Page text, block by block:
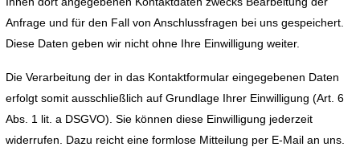
Anfrage und für den Fall von Anschlussfragen bei uns gespeichert.
Diese Daten geben wir nicht ohne Ihre Einwilligung weiter.
Die Verarbeitung der in das Kontaktformular eingegebenen Daten
erfolgt somit ausschließlich auf Grundlage Ihrer Einwilligung (Art. 6
Abs. 1 lit. a DSGVO). Sie können diese Einwilligung jederzeit
widerrufen. Dazu reicht eine formlose Mitteilung per E-Mail an uns.